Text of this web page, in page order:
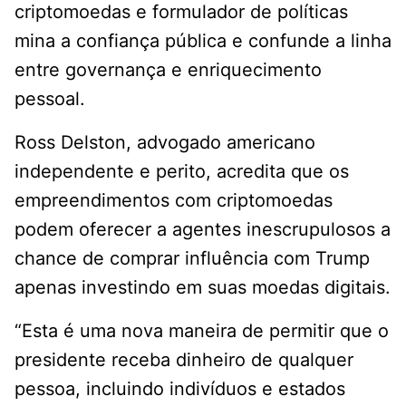
criptomoedas e formulador de políticas
mina a confiança pública e confunde a linha
entre governança e enriquecimento
pessoal.
Ross Delston, advogado americano
independente e perito, acredita que os
empreendimentos com criptomoedas
podem oferecer a agentes inescrupulosos a
chance de comprar influência com Trump
apenas investindo em suas moedas digitais.
“Esta é uma nova maneira de permitir que o
presidente receba dinheiro de qualquer
pessoa, incluindo indivíduos e estados